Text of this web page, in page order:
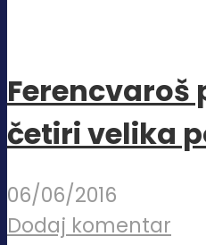
Ferencvaroš
četiri velika
06/06/2016
Dodaj komentar